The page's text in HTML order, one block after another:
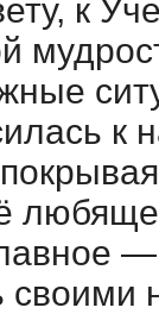
к
к
—
своими